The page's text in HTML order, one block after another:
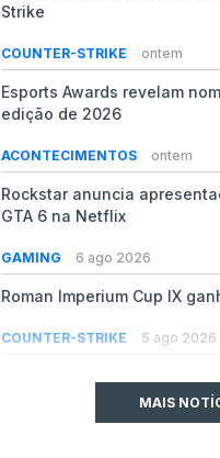
Strike
COUNTER-STRIKE ontem
Esports Awards revelam
edição de 2026
ACONTECIMENTOS ontem
Rockstar anuncia
GTA 6 na Netflix
GAMING 6 ago 2026
Roman Imperium Cup IX
COUNTER-STRIKE 5 ago 2026
milhões de dólaresMAIS